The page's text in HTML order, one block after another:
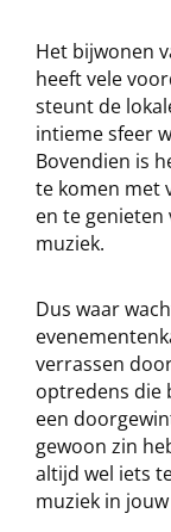
Het bijwonen
heeft vele
steunt de
intieme sfeer
Bovendien is
te komen met
en te genieten
muziek.
Dus waar
verrassen
optredens die
een
gewoon zin
altijd wel iets
muziek in